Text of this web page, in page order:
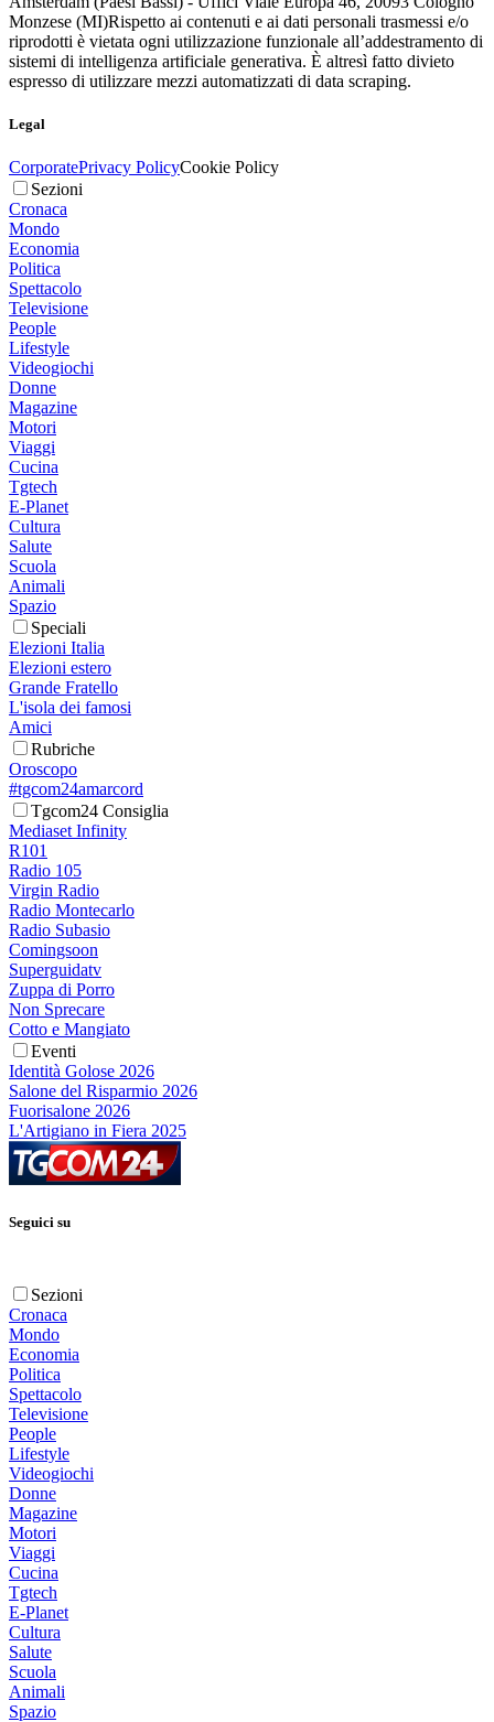
Monzese (MI)Rispetto ai contenuti e ai dati personali trasmessi e/o
riprodotti è vietata ogni utilizzazione funzionale all’addestramento di
sistemi di intelligenza artificiale generativa. È altresì fatto divieto
espresso di utilizzare mezzi automatizzati di data scraping.
Legal
CorporatePrivacy PolicyCookie Policy
Sezioni
Cronaca
Mondo
Economia
Politica
Spettacolo
Televisione
People
Lifestyle
Videogiochi
Donne
Magazine
Motori
Viaggi
Cucina
Tgtech
E-Planet
Cultura
Salute
Scuola
Animali
Spazio
Speciali
Elezioni Italia
Elezioni estero
Grande Fratello
L'isola dei famosi
Amici
Rubriche
Oroscopo
#tgcom24amarcord
Tgcom24 Consiglia
Mediaset Infinity
R101
Radio 105
Virgin Radio
Radio Montecarlo
Radio Subasio
Comingsoon
Superguidatv
Zuppa di Porro
Non Sprecare
Cotto e Mangiato
Eventi
Identità Golose 2026
Salone del Risparmio 2026
Fuorisalone 2026
L'Artigiano in Fiera 2025
Seguici su
Sezioni
Cronaca
Mondo
Economia
Politica
Spettacolo
Televisione
People
Lifestyle
Videogiochi
Donne
Magazine
Motori
Viaggi
Cucina
Tgtech
E-Planet
Cultura
Salute
Scuola
Animali
Spazio